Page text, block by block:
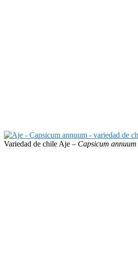
Variedad de chile Aje – Capsicum annuum